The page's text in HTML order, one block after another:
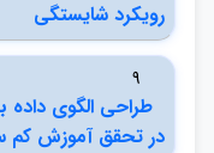
رويكرد شايستگي
9
طراحي الگوي داده
در تحقق آموزش كم